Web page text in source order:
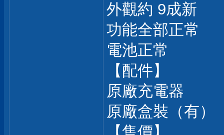
外觀約 9成新
功能全部正常
電池正常
【配件】
原廠充電器
原廠盒裝（有）
【售價】